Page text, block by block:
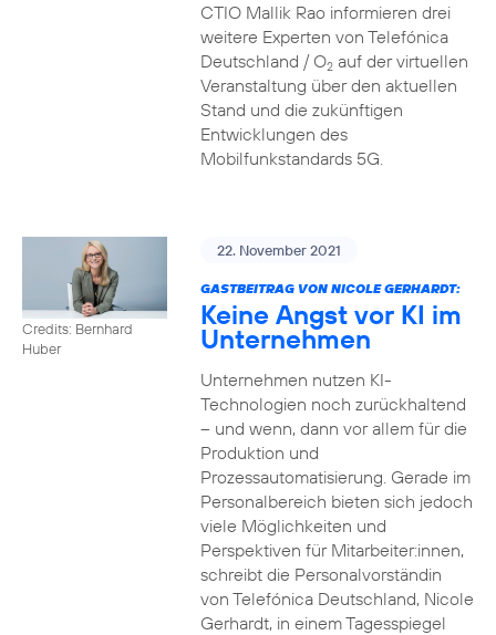
CTIO Mallik Rao informieren drei
weitere Experten von Telefónica
Deutschland / O2auf der virtuellen
Veranstaltung über den aktuellen
Stand und die zukünftigen
Entwicklungen des
Mobilfunkstandards 5G.
Credits: Bernhard
Huber
22. November 2021
GASTBEITRAG VON NICOLE GERHARDT:
Keine Angst vor KI im
Unternehmen
Unternehmen nutzen KI-
Technologien noch zurückhaltend
– und wenn, dann vor allem für die
Produktion und
Prozessautomatisierung. Gerade im
Personalbereich bieten sich jedoch
viele Möglichkeiten und
Perspektiven für Mitarbeiter:innen,
schreibt die Personalvorständin
von Telefónica Deutschland, Nicole
Gerhardt, in einem Tagesspiegel